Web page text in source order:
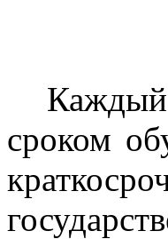
Каждый
сроком